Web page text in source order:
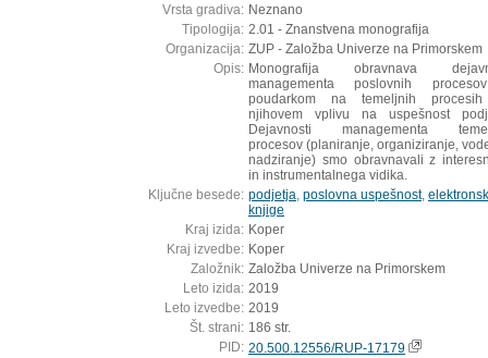
Vrsta gradiva: Neznano
Tipologija: 2.01 - Znanstvena monografija
Organizacija: ZUP - Založba Univerze na Primorskem
Opis: Monografija obravnava
managementa poslovnih
poudarkom na temeljnih
njihovem vplivu na uspešnost
Dejavnosti managementa
procesov (planiranje, organiziranje,
nadziranje) smo obravnavali z
in instrumentalnega vidika.
Ključne besede: podjetja poslovna uspešnost,
knjige
Kraj izida: Koper
Kraj izvedbe: Koper
Založnik: Založba Univerze na Primorskem
Leto izida: 2019
Leto izvedbe: 2019
Št. strani: 186 str.
PID: 20.500.12556/RUP-17179